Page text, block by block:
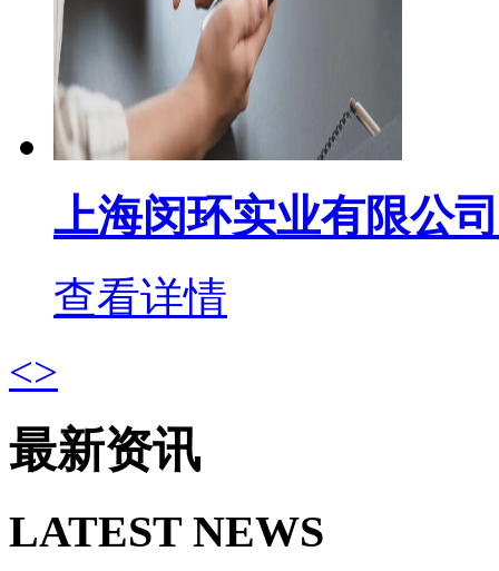
上海闵环实业有限公
查看详情
<>
最新资讯
LATEST NEWS